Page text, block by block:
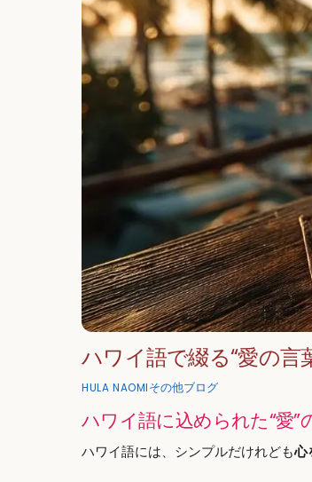
ハワイ語で綴る“愛の
HULA NAOMIその他ブログ
ハワイ語に込められた“愛”
ハワイ語には、シンプルだけれども心